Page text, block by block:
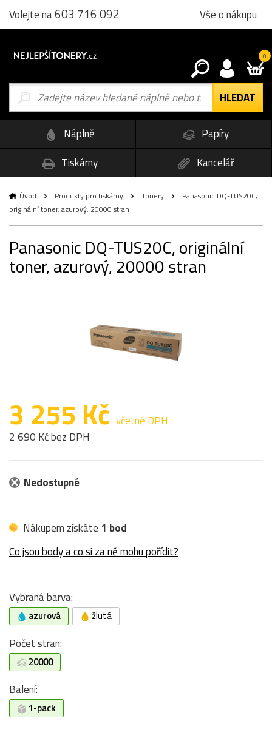
Volejte na603 716 092 Vše o nákupu
0
Náplně
Papíry
Tiskárny
Kancelář
Úvod Produkty pro tiskárny Tonery
Panasonic DQ-TUS20C,
originální toner, azurový, 20000 stran
Panasonic DQ-TUS20C, originální
toner, azurový, 20000 stran
3 255 Kč včetně DPH
2 690 Kč bez DPH
Nedostupné
Nákupem získáte 1 bod
Co jsou body a co si za ně mohu pořídit?
Vybraná barva:
azurová žlutá
Počet stran:
20000
Balení:
1-pack